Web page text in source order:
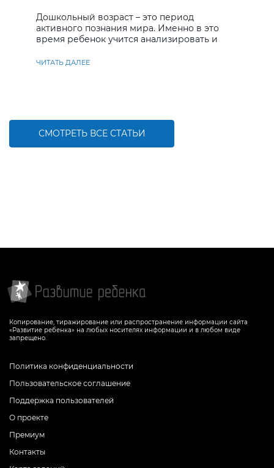
Дошкольный возраст – это период
активного познания мира. Именно в это
время ребенок учится анализировать и
ЧИТАТЬ ДАЛЕЕ
СМОТРЕТЬ ВСЕ СТАТЬИ
Копирование, тиражирование или распространение информации сайта
«Развитие ребенка» на любых носителях информации и в любом виде
запрещено.
Политика конфиденциальности
Пользовательское соглашение
Поддержка пользователей
О проекте
Премиум
Контакты